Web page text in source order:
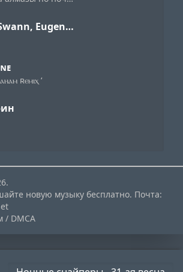
Jason Swann, Eugene Demuckiy feat. Xiaoqian
ʀⲉⲙⲓⲭ ‘
новую музыку бесплатно. Почта:
/ DMCA